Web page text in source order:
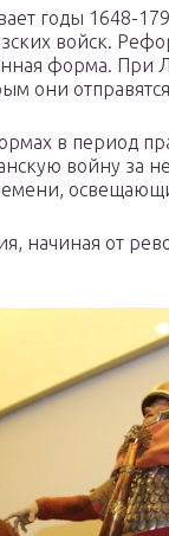
годы 1648-
войск.
форма. При
они отправятся
в период
войну за
начиная от